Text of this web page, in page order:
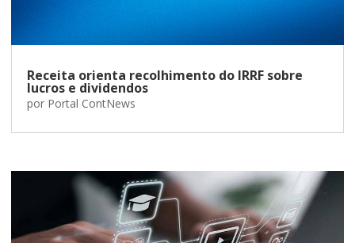
Receita orienta recolhimento do IRRF sobre
lucros e dividendos
por Portal ContNews